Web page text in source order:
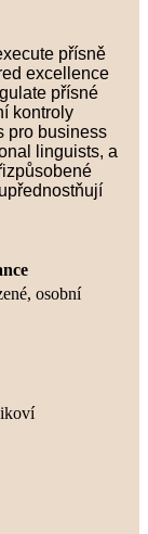
přísně
excellence
přísné
kontroly
pro business
linguists, a
osobní